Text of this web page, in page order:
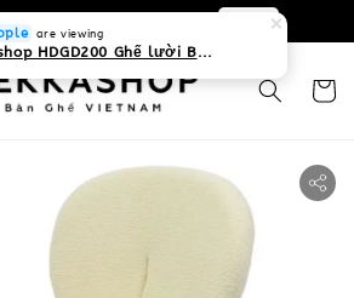
hệ với chúng tôi
are viewing
Tekkashop HDGD200 Ghế lười Beanbag form truyền thống, chất liệu Olefin canvas kháng nước, màu xanh biển, có thể sử dụng trong nhà và cả ngoài trời, có quai xách